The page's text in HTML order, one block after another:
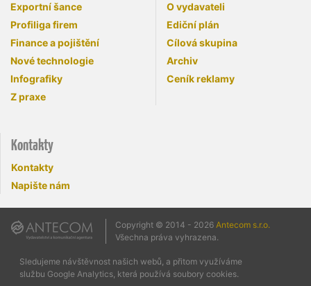
Exportní šance
Profiliga firem
Finance a pojištění
Nové technologie
Infografiky
Z praxe
O vydavateli
Ediční plán
Cílová skupina
Archiv
Ceník reklamy
Kontakty
Kontakty
Napište nám
Copyright © 2014 - 2026 Antecom s.r.o.
Všechna práva vyhrazena.
Sledujeme návštěvnost našich webů, a přitom využíváme
službu Google Analytics, která používá soubory cookies.